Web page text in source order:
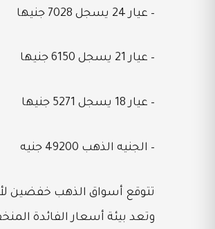
– عيار 24 يسجل 7028 جنيها
– عيار 21 يسجل 6150 جنيها
– عيار 18 يسجل 5271 جنيها
– الجنيه الذهب 49200 جنيه
وتعد بيئة أسعار الفائدة